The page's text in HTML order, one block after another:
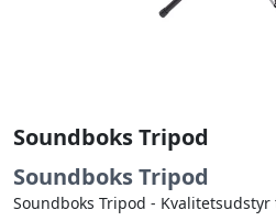
Soundboks Tripod
Soundboks Tripod
Soundboks Tripod -